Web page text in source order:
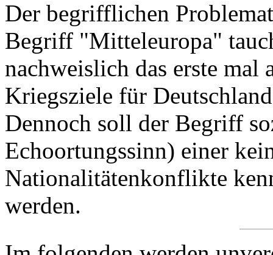
Der begrifflichen
Begriff "Mitteleuropa"
nachweislich das erste
Kriegsziele für
Dennoch soll der Begriff
Echoortungssinn) einer
Nationalitätenkonflikte
werden.